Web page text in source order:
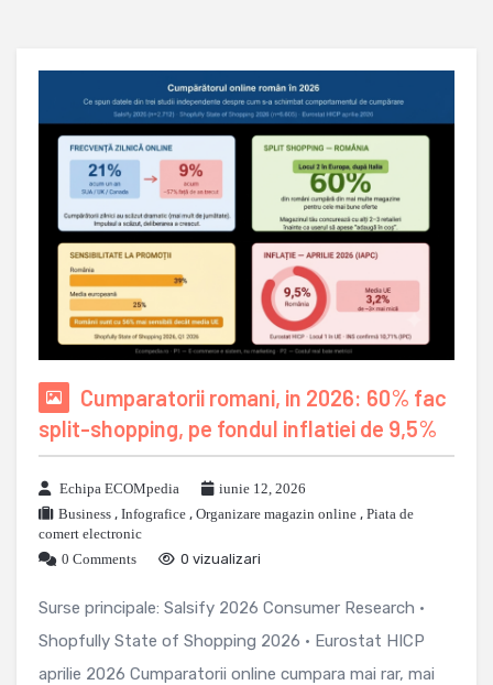
Cumparatorii romani, in 2026: 60% fac
split-shopping, pe fondul inflatiei de 9,5%
Echipa ECOMpedia
iunie 12, 2026
Business , Infografice , Organizare magazin online , Piata de
comert electronic
0 Comments
0 vizualizari
Surse principale: Salsify 2026 Consumer Research ·
Shopfully State of Shopping 2026 · Eurostat HICP
aprilie 2026 Cumparatorii online cumpara mai rar, mai